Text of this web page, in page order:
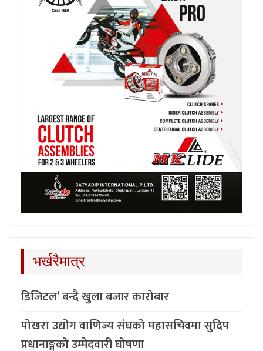
भर्खरैमात्र
डिजिटल’ बन्दै खुला बजार कारोबार
पोखरा उद्योग वाणिज्य संघको महासचिवमा सुदिप
प्रधानाङ्गको उम्मेदवारी घोषणा